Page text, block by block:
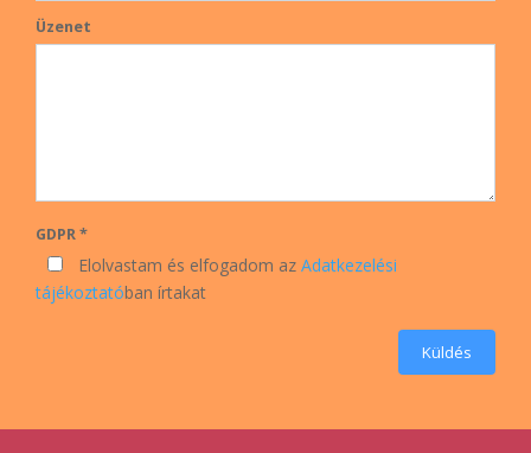
Üzenet
GDPR *
Elolvastam és elfogadom az Adatkezelési
tájékoztatóban írtakat
Küldés